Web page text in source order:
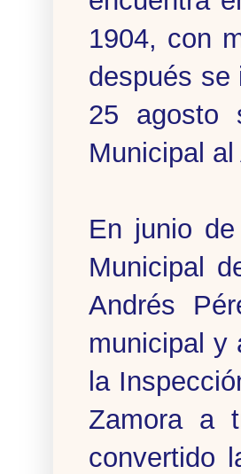
1904, con
después se
25 agosto
Municipal
En junio
Municipal
Andrés
municipal y
la
Zamora a
convertido